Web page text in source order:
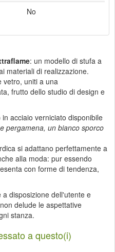
No
: un modello di stufa a
materiali di realizzazione.
vetro, uniti a una
frutto dello studio di design e
acciaio verniciato disponibile
pergamena, un bianco sporco
si adattano perfettamente a
alla moda: pur essendo
con forme di tendenza,
disposizione dell'utente e
delude le aspettative
stanza.
a questo(i)